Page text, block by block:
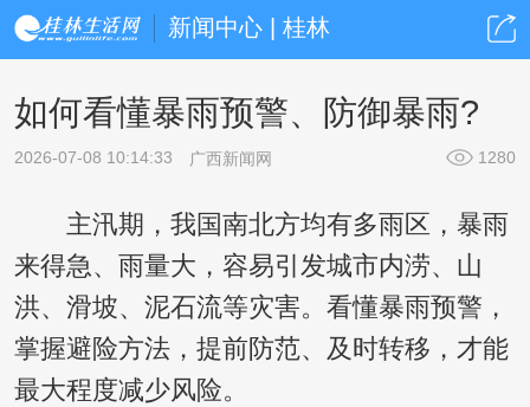
新闻中心 | 桂林
如何看懂暴雨预警、防御暴雨?
2026-07-08 10:14:33 广西新闻网 1280
主汛期，我国南北方均有多雨区，暴雨
来得急、雨量大，容易引发城市内涝、山
洪、滑坡、泥石流等灾害。看懂暴雨预警，
掌握避险方法，提前防范、及时转移，才能
最大程度减少风险。